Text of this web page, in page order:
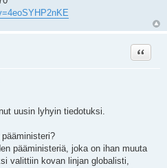
Lainaa
uusin lyhyin tiedotuksi.
pääministeriä, joka on ihan muuta
valittiin kovan linjan globalisti,